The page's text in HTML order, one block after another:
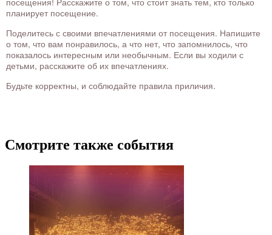
планирует посещение.
Поделитесь с своими впечатлениями от посещения. Напишите
о том, что вам понравилось, а что нет, что запомнилось, что
показалось интересным или необычным. Если вы ходили с
детьми, расскажите об их впечатлениях.
Будьте корректны, и соблюдайте правила приличия.
Смотрите также события